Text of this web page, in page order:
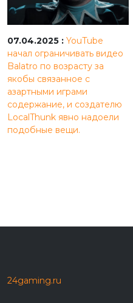
07.04.2025 : YouTube
начал ограничивать видео
Balatro по возрасту за
якобы связанное с
азартными играми
содержание, и создателю
LocalThunk явно надоели
подобные вещи.
24gaming.ru